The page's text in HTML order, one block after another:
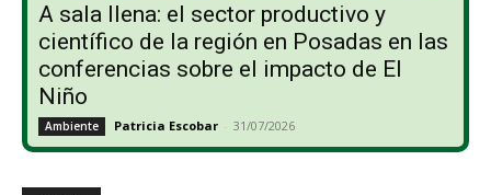
A sala llena: el sector productivo y
científico de la región en Posadas en las
conferencias sobre el impacto de El
Niño
Ambiente Patricia Escobar - 31/07/2026